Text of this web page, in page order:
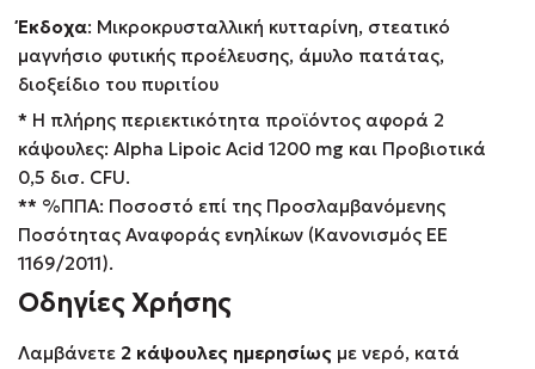
Έκδοχα: Μικροκρυσταλλική κυτταρίνη, στεατικό
μαγνήσιο φυτικής προέλευσης, άμυλο πατάτας,
διοξείδιο του πυριτίου
* Η πλήρης περιεκτικότητα προϊόντος αφορά 2
κάψουλες: Alpha Lipoic Acid 1200 mg και Προβιοτικά
0,5 δισ. CFU.
** %ΠΠΑ: Ποσοστό επί της Προσλαμβανόμενης
Ποσότητας Αναφοράς ενηλίκων (Κανονισμός ΕΕ
1169/2011).
Οδηγίες Χρήσης
Λαμβάνετε 2 κάψουλες ημερησίως με νερό, κατά